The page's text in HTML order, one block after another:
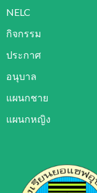
NELC
กิจกรรม
ประกาศ
อนุบาล
แผนกชาย
แผนกหญิง